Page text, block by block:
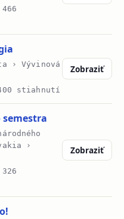
› Vývinová
stiahnutí
Zobraziť
semestra
›
Zobraziť